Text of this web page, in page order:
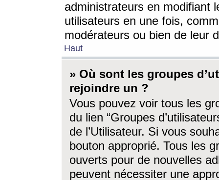
administrateurs en modifiant
utilisateurs en une fois,
modérateurs ou bien de leur
Haut
» Où sont les groupes
rejoindre un ?
Vous pouvez voir tous les
du lien “Groupes
de l’Utilisateur. Si vous
bouton approprié. Tous les
ouverts pour de nouvelles
peuvent nécessiter une